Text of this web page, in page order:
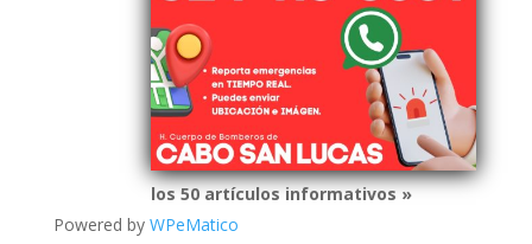
los 50 artículos informativos »
Powered by WPeMatico